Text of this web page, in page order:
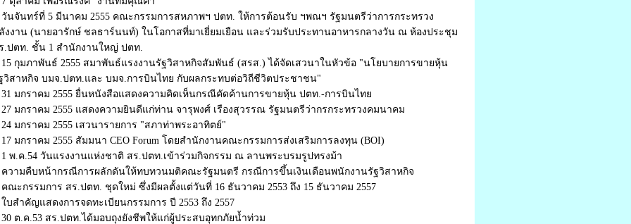
วันจันทร์ที่ 5 มีนาคม 2555 คณะกรรมการสหภาพฯ ปตท. ให้การต้อนรับ ฯพณฯ รัฐมนตรีว่าการกระทรวง
งงาน (นายอารักษ์ ชลธาร์นนท์) ในโอกาสที่มาเยี่ยมเยือน และร่วมรับประทานอาหารกลางวัน ณ ห้องประชุม
.ปตท. ชั้น 1 สำนักงานใหญ่ ปตท.
15 กุมภาพันธ์ 2555 สมาพันธ์แรงงานรัฐวิสาหกิจสัมพันธ์ (สรส.) ได้จัดเสวนาในหัวข้อ "นโยบายการขายหุ้น
วิสาหกิจ บมจ.ปตท.และ บมจ.การบินไทย กับผลกระทบต่อวิถีชีวิตประชาชน"
31 มกราคม 2555 ยื่นหนังสือแสดงความคิดเห็นกรณีคัดค้านการขายหุ้น ปตท.-การบินไทย
27 มกราคม 2555 แสดงความยินดีแก่ท่าน จารุพงศ์ เรืองสุวรรณ รัฐมนตรีว่ากรกระทรวงคมนาคม
24 มกราคม 2555 เสวนารายการ "สภาท่าพระอาทิตย์"
17 มกราคม 2555 สัมมนา CEO Forum โดยสำนักงานคณะกรรมการส่งเสริมการลงทุน (BOI)
1 พ.ค.54 วันแรงงานแห่งชาติ สร.ปตท.เข้าร่วมกิจกรรม ณ ลานพระบรมรูปทรงม้า
ความคืบหน้ากรณีการผลักดันให้ทบทวนมติคณะรัฐมนตรี กรณีการขึ้นเงินเดือนพนักงานรัฐวิสาหกิจ
คณะกรรมการ สร.ปตท. ชุดใหม่ ซึ่งมีผลตั้งแต่วันที่ 16 ธันวาคม 2553 ถึง 15 ธันวาคม 2557
ใบสำคัญแสดงการจดทะเบียนกรรมการ ปี 2553 ถึง 2557
30 ต.ค.53 สร.ปตท.ได้มอบถุงยังชีพให้แก่ผู้ประสบอุทกภัยน้ำท่วม